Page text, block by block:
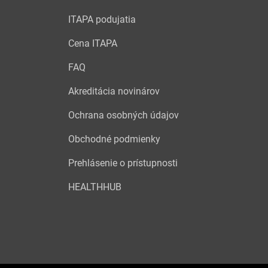
ITAPA podujatia
Cena ITAPA
FAQ
Akreditácia novinárov
Ochrana osobných údajov
Obchodné podmienky
Prehlásenie o prístupnosti
HEALTHHUB